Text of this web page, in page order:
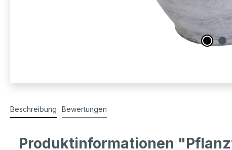
Beschreibung Bewertungen
Produktinformationen